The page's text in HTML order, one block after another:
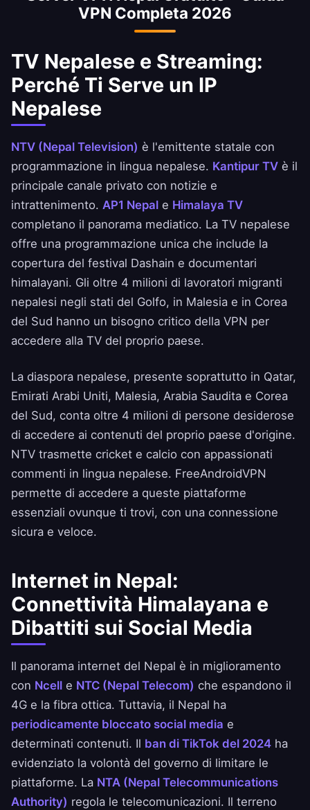
bancari (eSewa, Khalti) e alle rimesse. La
nostra VPN li mantiene connessi con il proprio
paese d'origine, permettendo di seguire NTV e
Kantipur TV con commenti in lingua nepalese.
VPN Completa 2026
TV Nepalese e Streaming:
Perché Ti Serve un IP
Nepalese
NTV (Nepal Television) è l'emittente statale con
programmazione in lingua nepalese. Kantipur TV è il
principale canale privato con notizie e
intrattenimento. AP1 Nepal e Himalaya TV
completano il panorama mediatico. La TV nepalese
offre una programmazione unica che include la
copertura del festival Dashain e documentari
himalayani. Gli oltre 4 milioni di lavoratori migranti
nepalesi negli stati del Golfo, in Malesia e in Corea
del Sud hanno un bisogno critico della VPN per
accedere alla TV del proprio paese.
La diaspora nepalese, presente soprattutto in Qatar,
Emirati Arabi Uniti, Malesia, Arabia Saudita e Corea
del Sud, conta oltre 4 milioni di persone desiderose
di accedere ai contenuti del proprio paese d'origine.
NTV trasmette cricket e calcio con appassionati
commenti in lingua nepalese. FreeAndroidVPN
permette di accedere a queste piattaforme
essenziali ovunque ti trovi, con una connessione
sicura e veloce.
Internet in Nepal:
Connettività Himalayana e
Dibattiti sui Social Media
Il panorama internet del Nepal è in miglioramento
con Ncell e NTC (Nepal Telecom) che espandono il
4G e la fibra ottica. Tuttavia, il Nepal ha
periodicamente bloccato social media e
determinati contenuti. Il ban di TikTok del 2024 ha
evidenziato la volontà del governo di limitare le
piattaforme. La NTA (Nepal Telecommunications
Authority) regola le telecomunicazioni. Il terreno